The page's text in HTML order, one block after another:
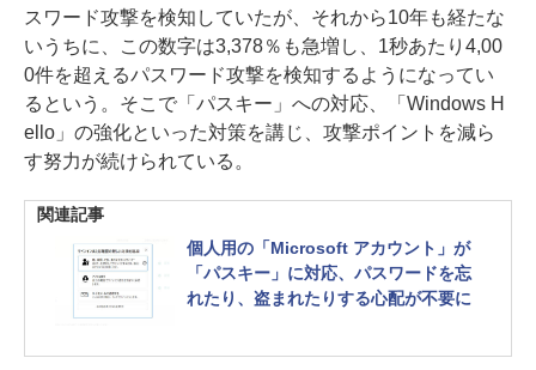
スワード攻撃を検知していたが、それから10年も経たな
いうちに、この数字は3,378％も急増し、1秒あたり4,00
0件を超えるパスワード攻撃を検知するようになってい
るという。そこで「パスキー」への対応、「Windows H
ello」の強化といった対策を講じ、攻撃ポイントを減ら
す努力が続けられている。
関連記事
個人用の「Microsoft アカウント」が
「パスキー」に対応、パスワードを忘
れたり、盗まれたりする心配が不要に